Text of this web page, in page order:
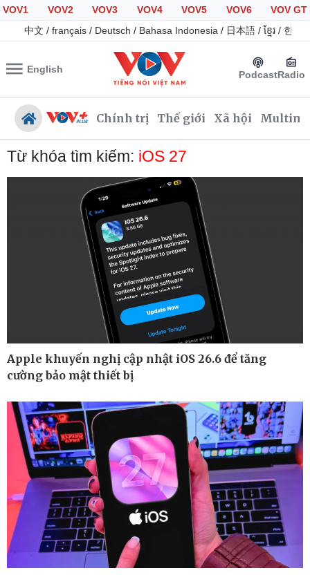
VOV1 VOV2 VOV3 VOV4 VOV5 VOV6
VOV GT
中文 / français / Deutsch / Bahasa Indonesia / 日本語 / ខ្មែរ / 한국
English PodcastRadio
Chính trị Thế giới Xã hội
Tổ chức nhân sự
Nhận diện sự thật
Xã hội
Tin 24h
Giáo dục
Dự báo thời tiết
Dấu ấn VOV
Việc làm
Biển đảo
Từ khóa tìm kiếm: iOS 27
Apple khuyến nghị cập nhật iOS 26.6 để tăng
cường bảo mật thiết bị